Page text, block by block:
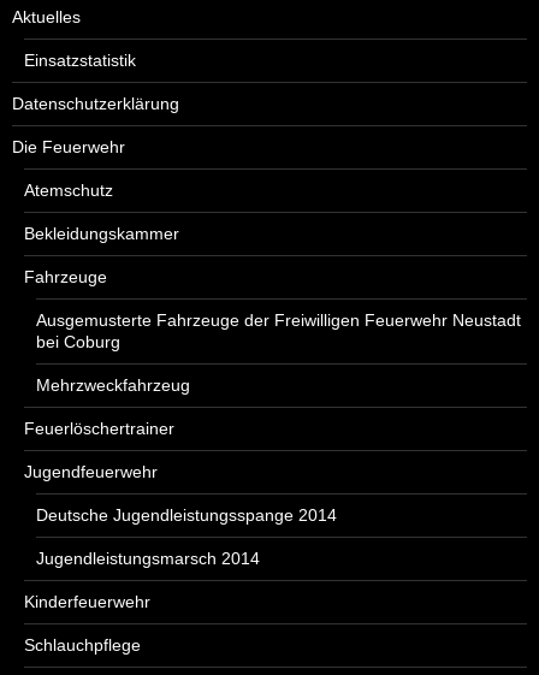
Aktuelles
Einsatzstatistik
Datenschutzerklärung
Die Feuerwehr
Atemschutz
Bekleidungskammer
Fahrzeuge
Ausgemusterte Fahrzeuge der Freiwilligen Feuerwehr Neustadt
bei Coburg
Mehrzweckfahrzeug
Feuerlöschertrainer
Jugendfeuerwehr
Deutsche Jugendleistungsspange 2014
Jugendleistungsmarsch 2014
Kinderfeuerwehr
Schlauchpflege